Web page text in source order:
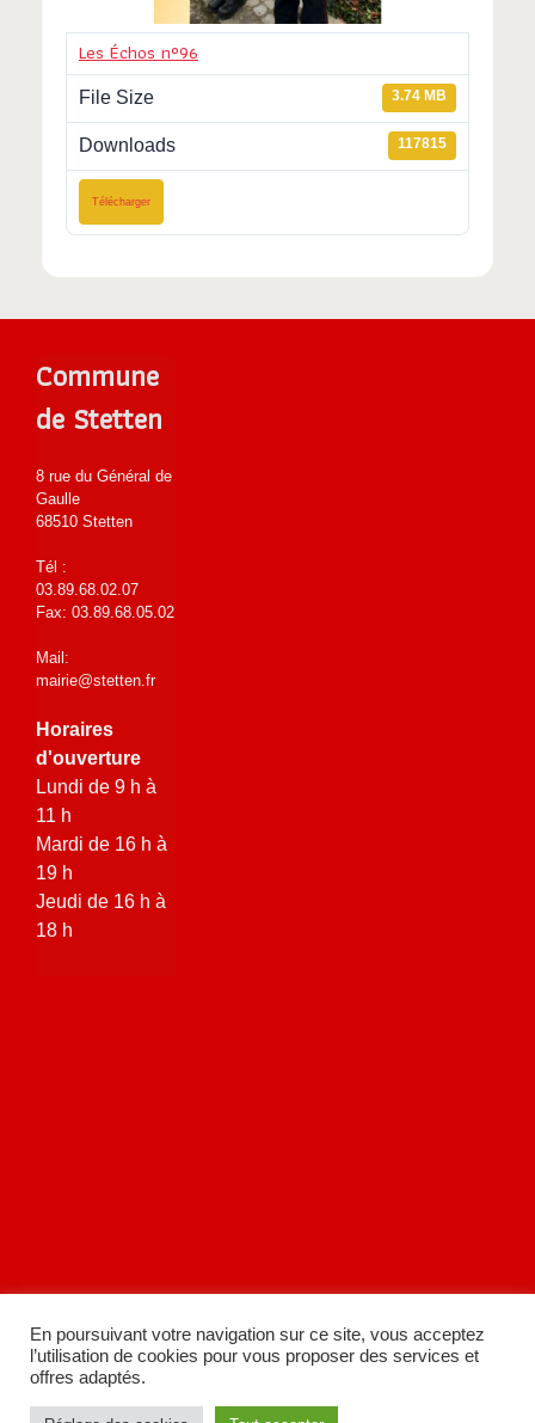
Les Échos n°96
File Size 3.74 MB
Downloads 117815
Télécharger
Commune
de Stetten
8 rue du Général de
Gaulle
68510 Stetten
Tél :
03.89.68.02.07
Fax: 03.89.68.05.02
Mail:
mairie@stetten.fr
Horaires
d'ouverture
Lundi de 9 h à
11 h
Mardi de 16 h à
19 h
Jeudi de 16 h à
18 h
En poursuivant votre navigation sur ce site, vous acceptez
l’utilisation de cookies pour vous proposer des services et
offres adaptés.